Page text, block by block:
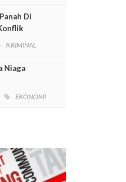
Di
KRIMINAL
Niaga
EKONOMI